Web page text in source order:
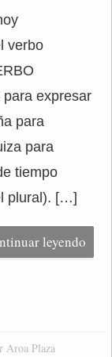
verbo
expresar
para
para
tiempo
plural). […]
leyendo
Aroa Plaza